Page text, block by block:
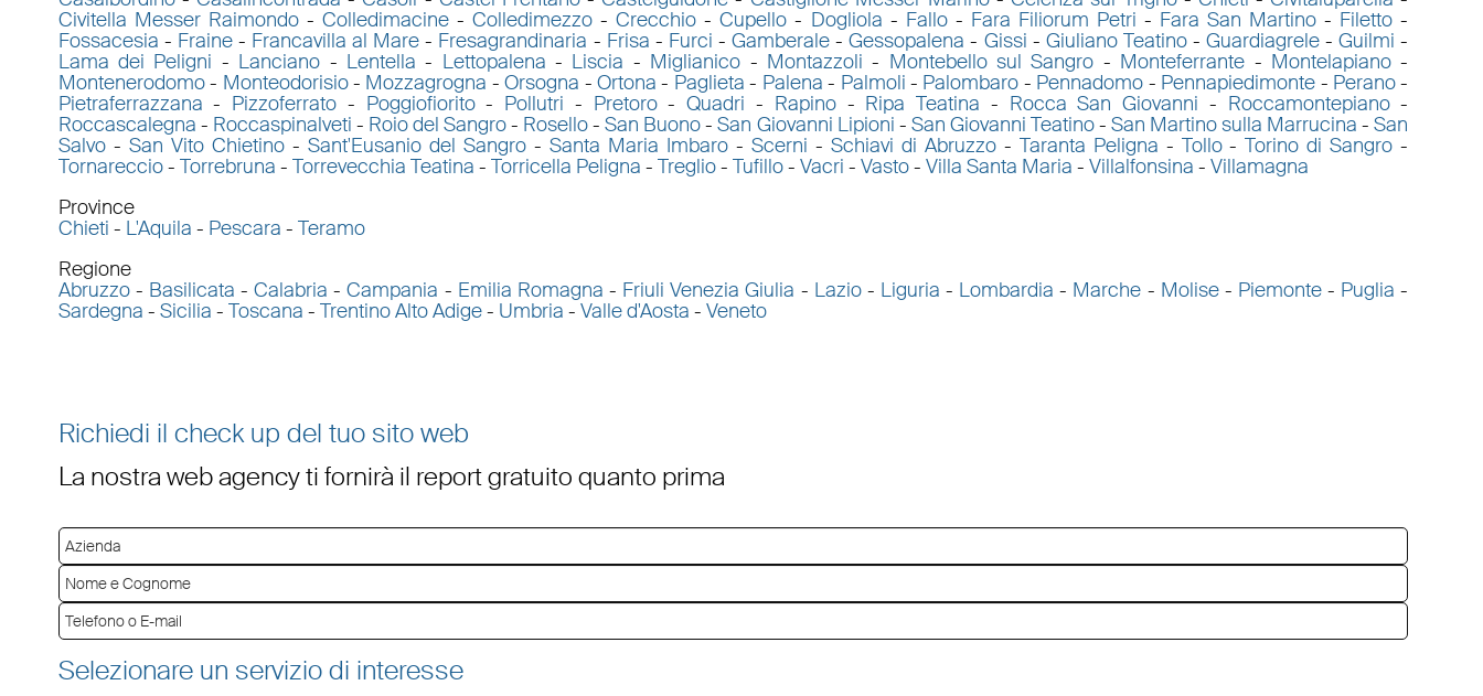
Civitella Messer Raimondo- Colledimacine-Colledimezzo -Crecchio -Cupello - Dogliola - Fallo- Fara Filiorum Petri - Fara San Martino - Filetto -
Fossacesia - Fraine- Francavilla al Mare - Fresagrandinaria - Frisa - Furci -Gamberale -Gessopalena - Gissi - Giuliano Teatino-Guardiagrele -Guilmi -
Lama dei Peligni - Lanciano - Lentella - Lettopalena - Liscia - Miglianico - Montazzoli - Montebello sul Sangro - Monteferrante - Montelapiano-
Montenerodomo- Monteodorisio- Mozzagrogna -Orsogna -Ortona - Paglieta - Palena - Palmoli - Palombaro - Pennadomo - Pennapiedimonte - Perano-
Pietraferrazzana - Pizzoferrato - Poggiofiorito- Pollutri - Pretoro-Quadri - Rapino- Ripa Teatina - Rocca San Giovanni - Roccamontepiano-
Roccascalegna - Roccaspinalveti - Roio del Sangro- Rosello-San Buono-San Giovanni Lipioni - San Giovanni Teatino- San Martino sulla Marrucina -San
Salvo- San Vito Chietino- Sant'Eusanio del Sangro- Santa Maria Imbaro- Scerni - Schiavi di Abruzzo- Taranta Peligna - Tollo-Torino di Sangro -
Tornareccio- Torrebruna - Torrevecchia Teatina - Torricella Peligna - Treglio- Tufillo- Vacri - Vasto- Villa Santa Maria - Villalfonsina - Villamagna
Province
Chieti - L'Aquila - Pescara - Teramo
Regione
Abruzzo- Basilicata -Calabria -Campania - Emilia Romagna - Friuli Venezia Giulia - Lazio- Liguria - Lombardia - Marche - Molise- Piemonte - Puglia -
Sardegna - Sicilia - Toscana - Trentino Alto Adige- Umbria - Valle d'Aosta - Veneto
Richiedi il check up del tuo sito web
La nostra web agency ti fornirà il report gratuito quanto prima
Selezionare un servizio di interesse